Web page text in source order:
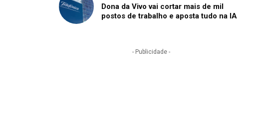
Dona da Vivo vai cortar mais de mil
postos de trabalho e aposta tudo na IA
- Publicidade -